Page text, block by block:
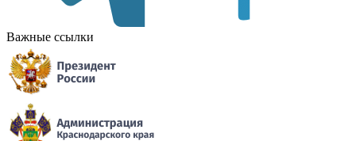
Важные ссылки